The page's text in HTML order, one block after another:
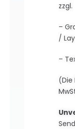
zzgl.
–
/
–
(Die